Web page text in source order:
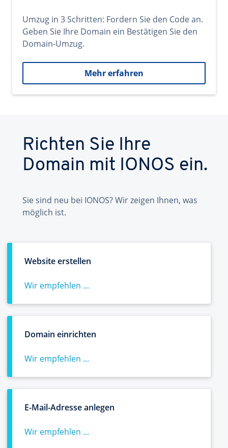
Umzug in 3 Schritten: Fordern Sie den Code an.
Geben Sie Ihre Domain ein Bestätigen Sie den
Domain-Umzug.
Mehr erfahren
Richten Sie Ihre
Domain mit IONOS ein.
Sie sind neu bei IONOS? Wir zeigen Ihnen, was
möglich ist.
Website erstellen
Wir empfehlen ...
Domain einrichten
Wir empfehlen ...
E-Mail-Adresse anlegen
Wir empfehlen ...